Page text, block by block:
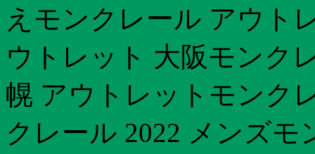
えモンクレール アウト
ウトレット 大阪モンク
幌 アウトレットモンク
クレール 2022 メンズ